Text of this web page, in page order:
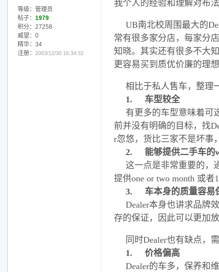
等级：管理员
帖子： 1979
积分：27258
威望：0
精华：34
注册： 2003/12/30 16:34:32
我个人的经验和理解对布
UB南北校周围最大的
常有很多家分店，每家分
知晓。其实还有很多不大
更容易买到质优价廉的理
相比于私人售车，整理
1. 车型较全
有更多的车型意味着可
前并没有明确的目标，找
r忽悠，货比三家不是坏事
2. 能够提供二手车的
这一点是非常重要的，
提供one or two month 或
3. 车本身的质量容易
Dealer本身也讲求品牌
存的保证，因此可以更加
同时Dealer也有缺点，
1. 价格偏高
Dealer的车多，保养和